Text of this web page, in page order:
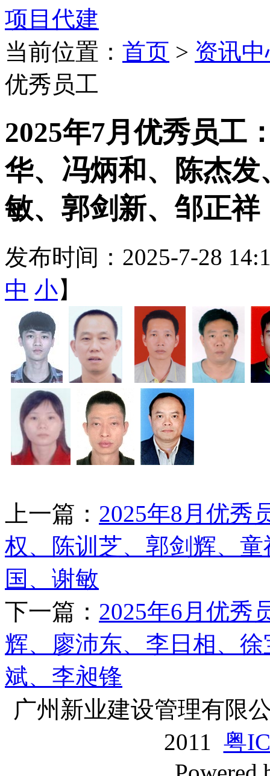
项目代建
当前位置： 首页 > 资讯
优秀员工
2025年7月优秀员工
华、冯炳和、陈杰
敏、郭剑新、邹正祥
发布时间：2025-7-28
中 小】
上一篇： 2025年8月优秀
权、陈训芝、郭剑辉、
国、谢敏
下一篇： 2025年6月优秀
辉、廖沛东、李日相、
斌、李昶锋
广州新业建设管理有限
2011 粤